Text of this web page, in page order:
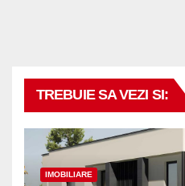
TREBUIE SA VEZI SI:
IMOBILIARE